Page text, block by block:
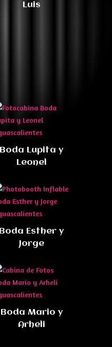
Luis
Boda Lupita y
Leonel
Boda Esther y
Jorge
Boda Mario y
Arheli